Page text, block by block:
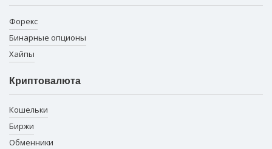
Форекс
Бинарные опционы
Хайпы
Криптовалюта
Кошельки
Биржи
Обменники